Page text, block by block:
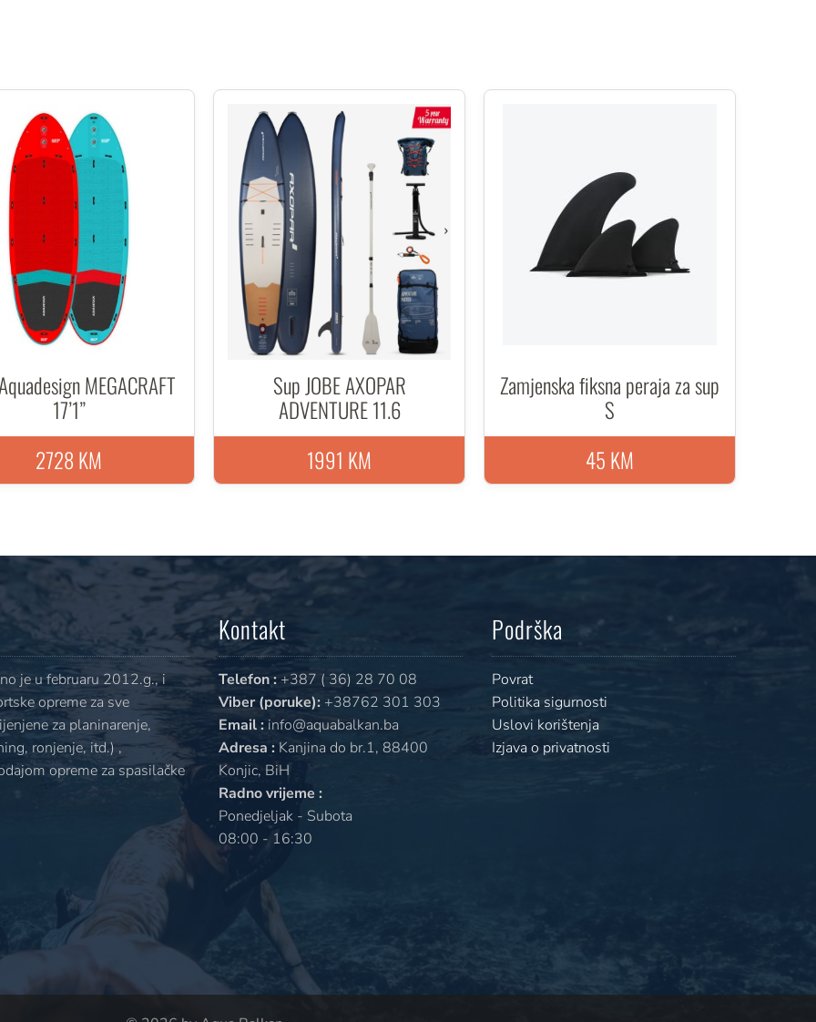
MEGACRAFT
17’1”
2728 KM
Sup JOBE AXOPAR
ADVENTURE 11.6
1991 KM
Zamjenska fiksna peraja za sup
S
45 KM
je u februaru 2012.g., i
opreme za sve
za planinarenje,
ronjenje, itd.) ,
opreme za spasilačke
Kontakt
Telefon : +387 ( 36) 28 70 08
Viber (poruke): +38762 301 303
Email : info@aquabalkan.ba
Adresa : Kanjina do br.1, 88400
Konjic, BiH
Radno vrijeme :
Ponedjeljak - Subota
08:00 - 16:30
Podrška
Povrat
Politika sigurnosti
Uslovi korištenja
Izjava o privatnosti